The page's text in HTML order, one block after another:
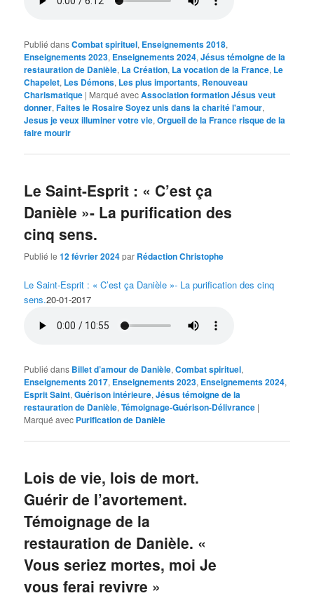
Publié dansCombat spirituel, Enseignements 2018,
Enseignements 2023, Enseignements 2024,Jésus témoigne de la
restauration de Danièle, La Création, La vocation de la France, Le
Chapelet, Les Démons, Les plus importants, Renouveau
Charismatique | Marqué avecAssociation formation Jésus veut
donner,Faites le Rosaire Soyez unis dans la charité l'amour,
Jesus je veux illuminer votre vie,Orgueil de la France risque de la
faire mourir
Le Saint-Esprit : « C’est ça
Danièle »- La purification des
cinq sens.
Publié le12 février 2024par Rédaction Christophe
Le Saint-Esprit : « C’est ça Danièle »- La purification des cinq
sens.20-01-2017
Publié dans Billet d’amour de Danièle,Combat spirituel,
Enseignements 2017, Enseignements 2023, Enseignements 2024,
Esprit Saint,Guérison intérieure,Jésus témoigne de la
restauration de Danièle,Témoignage-Guérison-Délivrance |
Marqué avec Purification de Danièle
Lois de vie, lois de mort.
Guérir de l’avortement.
Témoignage de la
restauration de Danièle. «
Vous seriez mortes, moi Je
vous ferai revivre »